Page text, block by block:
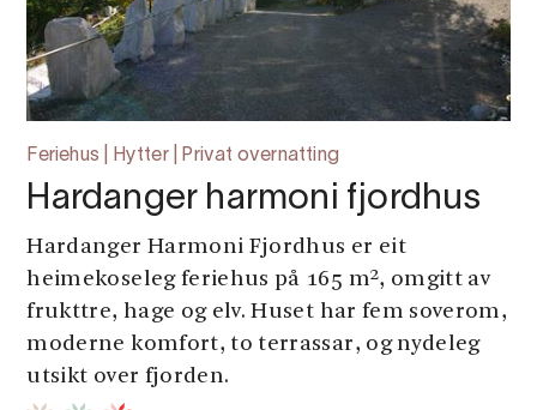
Feriehus | Hytter | Privat overnatting
Hardanger harmoni fjordhus
Hardanger Harmoni Fjordhus er eit
heimekoseleg feriehus på 165 m², omgitt av
frukttre, hage og elv. Huset har fem soverom,
moderne komfort, to terrassar, og nydeleg
utsikt over fjorden.